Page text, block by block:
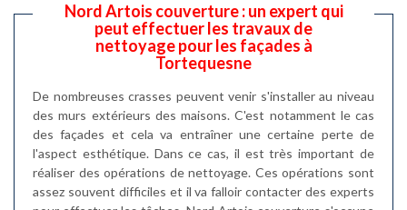
Nord Artois couverture : un expert qui
peut effectuer les travaux de
nettoyage pour les façades à
Tortequesne
De nombreuses crasses peuvent venir s'installer au niveau
des murs extérieurs des maisons. C'est notamment le cas
des façades et cela va entraîner une certaine perte de
l'aspect esthétique. Dans ce cas, il est très important de
réaliser des opérations de nettoyage. Ces opérations sont
assez souvent difficiles et il va falloir contacter des experts